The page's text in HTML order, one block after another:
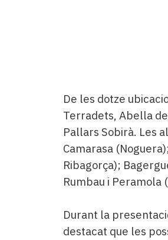
De les dotze
Terradets, Abella
Pallars Sobirà. Les
Camarasa
Ribagorça);
Rumbau i Peramola
Durant la
destacat que les